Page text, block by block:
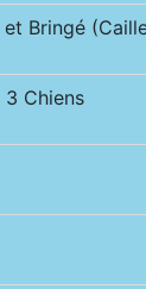
et Bringé
Chiens